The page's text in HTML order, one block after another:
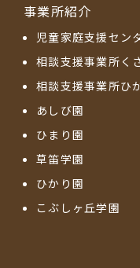
事業所紹介
児童家庭支援セン
相談支援事業所く
相談支援事業所ひ
あしび園
ひまり園
草笛学園
ひかり園
こぶしヶ丘学園